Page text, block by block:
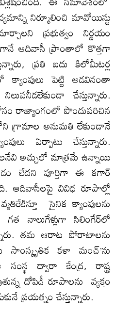
నిర్మూలించి మావోయిస్టు
ప్రభుత్వం నిర్ణయం
ఆదివాసీ ప్రాంతాలో కొత్తగా
ప్రతి ఐదు కిలోమీటర్ల
పెట్టి అడవినంతా
చేస్తున్నారు.
రాజ్యాంగంలో పొందుపరిచిన
గ్రామాల అనుమతి లేకుండానే
ఏర్పాటు చేస్తున్నారు.
అచ్చులో మాత్రమే ఉన్నాయి
లేదని పూర్తిగా ఈ కగార్‌
ఆదివాసీలపై వివిధ రూపాల్లో
సైనిక క్యాంపులను
నాలుగేళ్లుగా సిలింగేర్‌లో
తమ ఆరాట పోరాటాలను
సాంస్కృతిక కళా మంచ్‌’ను
సంస్థ ద్వారా కేంద్ర, రాష్ట్ర
దోపిడీ రూపాలను వ్యక్తం
ప్రయత్నం చేస్తున్నారు.